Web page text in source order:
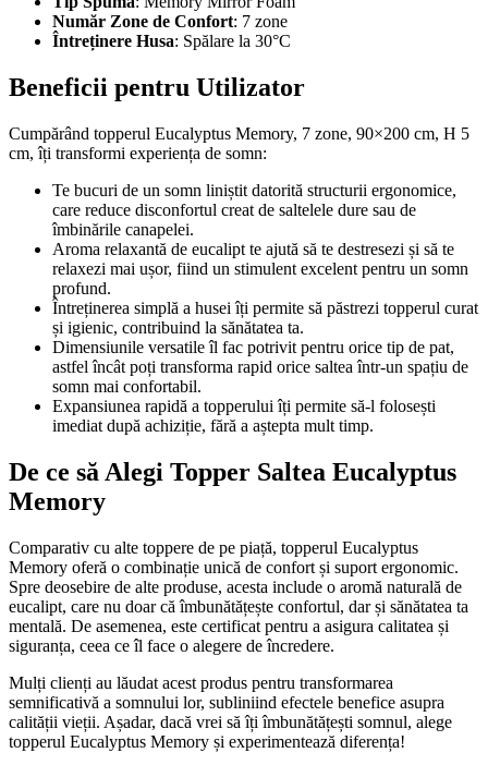
Număr Zone de Confort: 7 zone
Întreținere Husa: Spălare la 30°C
Beneficii pentru Utilizator
Cumpărând topperul Eucalyptus Memory, 7 zone, 90×200 cm, H 5
cm, îți transformi experiența de somn:
Te bucuri de un somn liniștit datorită structurii ergonomice,
care reduce disconfortul creat de saltelele dure sau de
îmbinările canapelei.
Aroma relaxantă de eucalipt te ajută să te destresezi și să te
relaxezi mai ușor, fiind un stimulent excelent pentru un somn
profund.
Întreținerea simplă a husei îți permite să păstrezi topperul curat
și igienic, contribuind la sănătatea ta.
Dimensiunile versatile îl fac potrivit pentru orice tip de pat,
astfel încât poți transforma rapid orice saltea într-un spațiu de
somn mai confortabil.
Expansiunea rapidă a topperului îți permite să-l folosești
imediat după achiziție, fără a aștepta mult timp.
De ce să Alegi Topper Saltea Eucalyptus
Memory
Comparativ cu alte toppere de pe piață, topperul Eucalyptus
Memory oferă o combinație unică de confort și suport ergonomic.
Spre deosebire de alte produse, acesta include o aromă naturală de
eucalipt, care nu doar că îmbunătățește confortul, dar și sănătatea ta
mentală. De asemenea, este certificat pentru a asigura calitatea și
siguranța, ceea ce îl face o alegere de încredere.
Mulți clienți au lăudat acest produs pentru transformarea
semnificativă a somnului lor, subliniind efectele benefice asupra
calității vieții. Așadar, dacă vrei să îți îmbunătățești somnul, alege
topperul Eucalyptus Memory și experimentează diferența!